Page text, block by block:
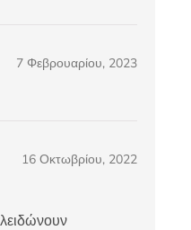
7 Φεβρουαρίου, 2023
16 Οκτωβρίου, 2022